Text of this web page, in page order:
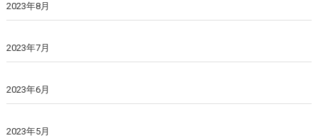
2023年8月
2023年7月
2023年6月
2023年5月